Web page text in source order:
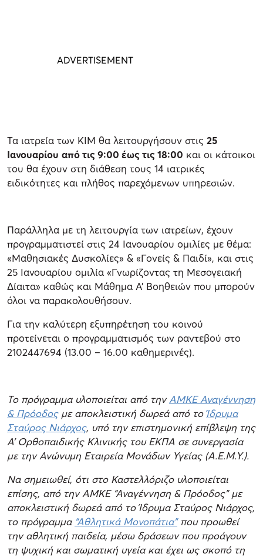
Τα ιατρεία των ΚΙΜ θα λειτουργήσουν στις 25
Ιανουαρίου από τις 9:00 έως τις 18:00 και οι κάτοικοι
του θα έχουν στη διάθεση τους 14 ιατρικές
ειδικότητες και πλήθος παρεχόμενων υπηρεσιών.
Παράλληλα με τη λειτουργία των ιατρείων, έχουν
προγραμματιστεί στις 24 Ιανουαρίου ομιλίες με θέμα:
«Μαθησιακές Δυσκολίες» & «Γονείς & Παιδί», και στις
25 Ιανουαρίου ομιλία «Γνωρίζοντας τη Μεσογειακή
Δίαιτα» καθώς και Μάθημα Α’ Βοηθειών που μπορούν
όλοι να παρακολουθήσουν.
Για την καλύτερη εξυπηρέτηση του κοινού
προτείνεται ο προγραμματισμός των ραντεβού στο
2102447694 (13.00 – 16.00 καθημερινές).
Το πρόγραμμα υλοποιείται από τηνΑΜΚΕ Αναγέννηση
& Πρόοδοςμε αποκλειστική δωρεά από τοΊδρυμα
Σταύρος Νιάρχος, υπό την επιστημονική επίβλεψη της
Α’ Ορθοπαιδικής Κλινικής του ΕΚΠΑ σε συνεργασία
με την Ανώνυμη Εταιρεία Μονάδων Υγείας (Α.Ε.Μ.Υ.).
Να σημειωθεί, ότι στο Καστελλόριζο υλοποιείται
επίσης, από την ΑΜΚΕ “Αναγέννηση & Πρόοδος” με
αποκλειστική δωρεά από το Ίδρυμα Σταύρος Νιάρχος,
το πρόγραμμα “Αθλητικά Μονοπάτια”που προωθεί
την αθλητική παιδεία, μέσω δράσεων που προάγουν
τη ψυχική και σωματική υγεία και έχει ως σκοπό τη